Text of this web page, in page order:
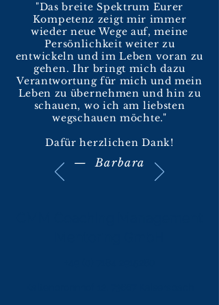
"Das breite Spektrum Eurer
Kompetenz zeigt mir immer
wieder neue Wege auf, meine
Persönlichkeit weiter zu
entwickeln und im Leben voran zu
gehen. Ihr bringt mich dazu
Verantwortung für mich und mein
Leben zu übernehmen und hin zu
schauen, wo ich am liebsten
wegschauen möchte."
Dafür herzlichen Dank!
— Barbara